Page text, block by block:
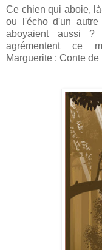
Ce chien qui aboie,
ou l'écho d'un
aboyaient aussi
agrémentent ce
Marguerite : Conte